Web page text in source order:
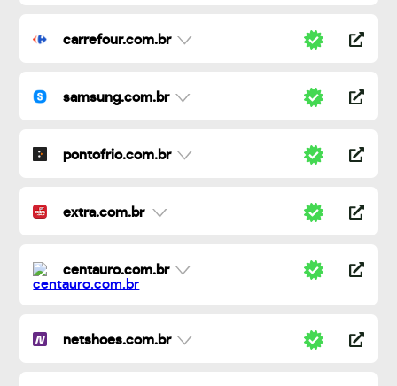
carrefour.com.br
samsung.com.br
pontofrio.com.br
extra.com.br
centauro.com.br
netshoes.com.br